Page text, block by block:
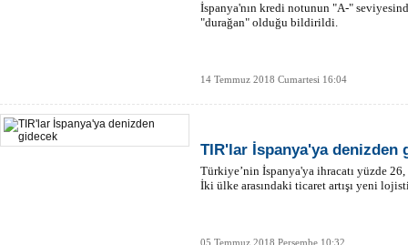
İspanya'nın kredi notunun "A-"
"durağan" olduğu bildirildi.
14 Temmuz 2018 Cumartesi 16:04
TIR'lar İspanya'ya denizden
Türkiye’nin İspanya'ya ihracatı yüzde
İki ülke arasındaki ticaret artışı yeni
05 Temmuz 2018 Perşembe 10:32